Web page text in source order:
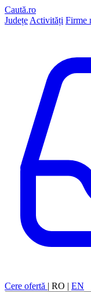
Caută.ro
Județe Activități Firme
Cere ofertă | RO | EN